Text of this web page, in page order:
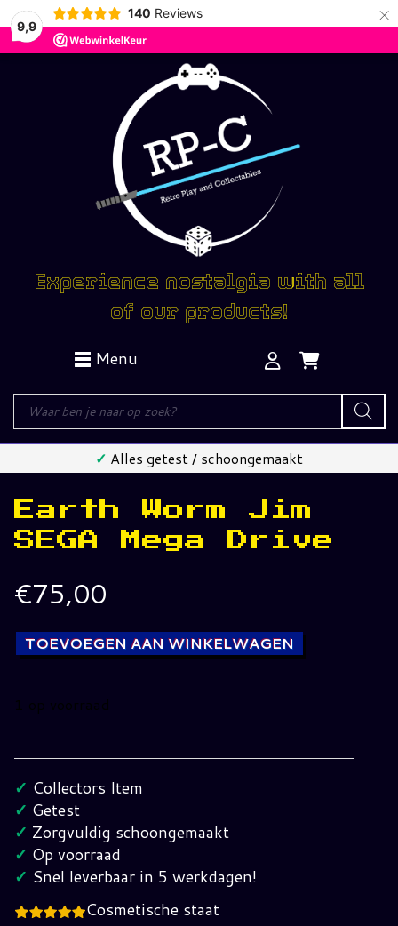
9,9
140 Reviews ×
Experience nostalgia with all
of our products!
Menu
Producten
zoeken
✓ Alles getest / schoongemaakt
Earth Worm Jim
SEGA Mega Drive
€75,00
TOEVOEGEN AAN WINKELWAGEN
1 op voorraad
Worm
Jim
SEGA
Mega
Drive
hoeveelheid
✓ Collectors Item
✓ Getest
✓ Zorgvuldig schoongemaakt
✓ Op voorraad
✓ Snel leverbaar in 5 werkdagen!
Cosmetische staat